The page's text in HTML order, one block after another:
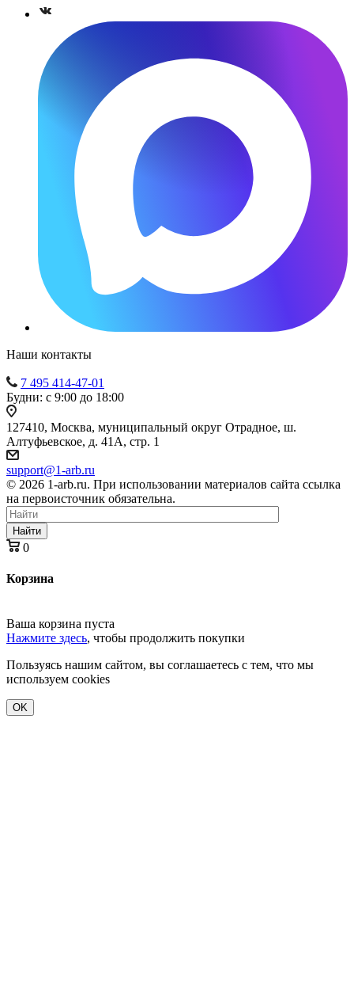
Наши контакты
7 495 414-47-01
Будни: с 9:00 до 18:00
127410, Москва, муниципальный округ Отрадное, ш.
Алтуфьевское, д. 41А, стр. 1
support@1-arb.ru
© 2026 1-arb.ru. При использовании материалов сайта ссылка
на первоисточник обязательна.
Найти
0
Корзина
Ваша корзина пуста
Нажмите здесь, чтобы продолжить покупки
Пользуясь нашим сайтом, вы соглашаетесь с тем, что мы
используем cookies
OK